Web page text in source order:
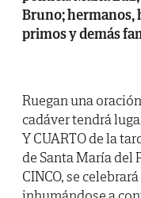
Bruno; hermanos,
primos y demás
Ruegan una
cadáver tendrá
Y CUARTO de la
de Santa María del
CINCO, se